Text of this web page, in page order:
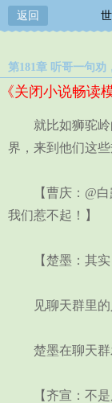
返回
第181章 听哥一句劝
《关闭小说畅读
就比如狮驼岭
界，来到他们这
【曹庆：@白
我们惹不起！】
【楚墨：其实
见聊天群里的
楚墨在聊天群
【齐宣：不是